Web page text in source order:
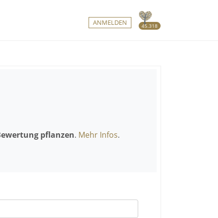
45.318
ANMELDEN
pflanzen. Mehr Infos.